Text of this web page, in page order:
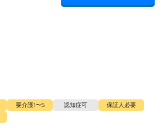
要介護1〜5 認知症可
保証人必要